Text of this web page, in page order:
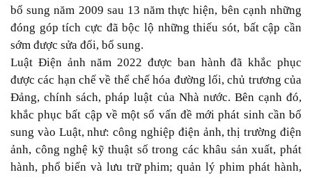
bổ sung năm 2009 sau 13 năm thực hiện, bên cạnh những
đóng góp tích cực đã bộc lộ những thiếu sót, bất cập cần
sớm được sửa đổi, bổ sung.
Luật Điện ảnh năm 2022 được ban hành đã khắc phục
được các hạn chế về thể chế hóa đường lối, chủ trương của
Đảng, chính sách, pháp luật của Nhà nước. Bên cạnh đó,
khắc phục bất cập về một số vấn đề mới phát sinh cần bổ
sung vào Luật, như: công nghiệp điện ảnh, thị trường điện
ảnh, công nghệ kỹ thuật số trong các khâu sản xuất, phát
hành, phổ biến và lưu trữ phim; quản lý phim phát hành,